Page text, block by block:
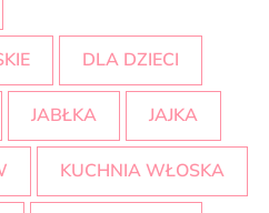
DLA DZIECI
JABŁKA JAJKA
KUCHNIA WŁOSKA